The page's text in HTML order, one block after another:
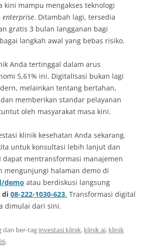
kini mampu mengakses teknologi
enterprise. Ditambah lagi, tersedia
gratis 3 bulan langganan bagi
langkah awal yang bebas risiko.
Anda tertinggal dalam arus
5,61% ini. Digitalisasi bukan lagi
melainkan tentang bertahan,
memberikan standar pelayanan
oleh masyarakat masa kini.
klinik kesehatan Anda sekarang.
untuk konsultasi lebih lanjut dan
dapat mentransformasi manajemen
mengunjungi halaman demo di
demo atau berdiskusi langsung
di 08-222-1030-623. Transformasi digital
dimulai dari sini.
dan ber-tag investasi klinik, klinik ai, klinik
.